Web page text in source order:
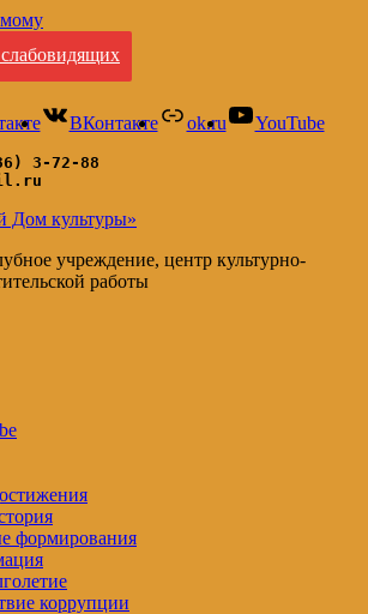
ВКонтакте ok.ru YouTube
3-72-88
Дом культуры»
учреждение, центр культурно-
работы
формирования
коррупции